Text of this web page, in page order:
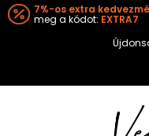
7%-os extra
meg a kódot: EXTRA7